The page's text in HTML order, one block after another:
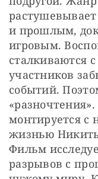
и прошлым,
игровым.
сталкиваются
участников
событий.
монтируется
жизнью
Фильм
разрывов с